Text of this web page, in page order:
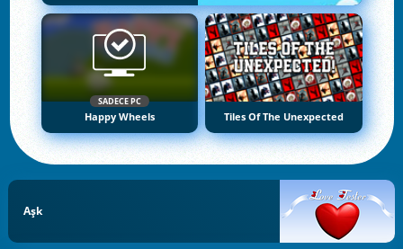
SADECE PC
Happy Wheels Tiles Of The Unexpected
Aşk